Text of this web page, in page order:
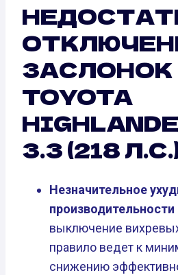
ЗАСЛОНОК
TOYOTA
3.3 (218
Незначительное
выключение
правило ведет к
снижению